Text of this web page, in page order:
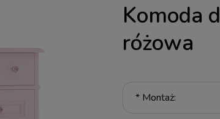
Komoda
różowa
*Montaż: